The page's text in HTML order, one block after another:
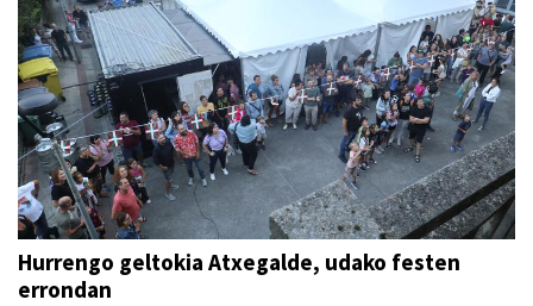
Hurrengo geltokia Atxegalde, udako festen
errondan